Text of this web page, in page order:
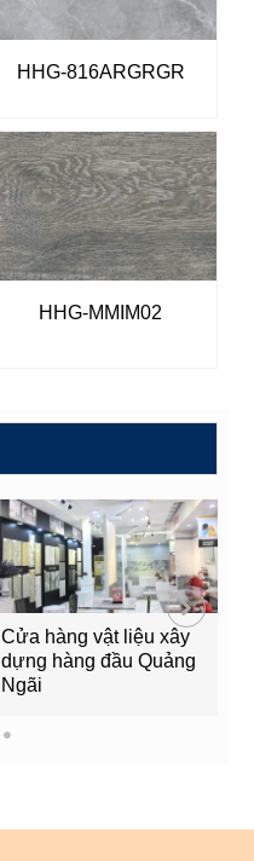
HHG-816ARGRGR
HHG-MMIM02
Cửa hàng vật liệu xây
dựng hàng đầu Quảng
Ngãi
3